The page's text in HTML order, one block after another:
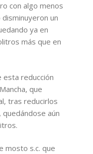
con algo menos
un
ya en
más que en
esta reducción
que
tras reducirlos
aún
mosto s.c. que